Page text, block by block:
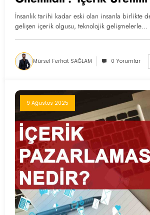
Yapılır?
İnsanlık tarihi kadar eski olan insanla birlikte
gelişen içerik olgusu, teknolojik gelişmelerle…
Mürsel Ferhat SAĞLAM 0 Yorumlar
9 Ağustos 2025